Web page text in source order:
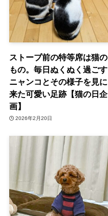
ストーブ前の特等席は猫の
もの。毎日ぬくぬく過ごす
ニャンコとその様子を見に
来た可愛い足跡【猫の日企
画】
2026年2月20日